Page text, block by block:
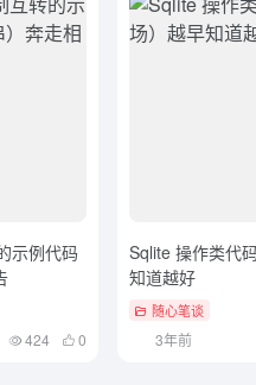
示例代码
424 0
Sqlite 操作类代
知道越好
随心笔谈
3年前